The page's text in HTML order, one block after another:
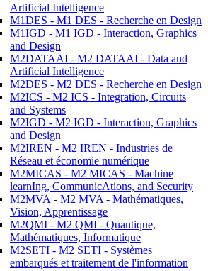
Artificial Intelligence
M1DES - M1 DES - Recherche en Design
M1IGD - M1 IGD - Interaction, Graphics
and Design
M2DATAAI - M2 DATAAI - Data and
Artificial Intelligence
M2DES - M2 DES - Recherche en Design
M2ICS - M2 ICS - Integration, Circuits
and Systems
M2IGD - M2 IGD - Interaction, Graphics
and Design
M2IREN - M2 IREN - Industries de
Réseau et économie numérique
M2MICAS - M2 MICAS - Machine
learnIng, CommunicAtions, and Security
M2MVA - M2 MVA - Mathématiques,
Vision, Apprentissage
M2QMI - M2 QMI - Quantique,
Mathématiques, Informatique
M2SETI - M2 SETI - Systèmes
embarqués et traitement de l'information